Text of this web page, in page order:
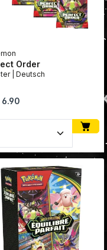
Wert ein
Order
Booster | Deutsch
Preis:
6.90
Anzahl: Gib